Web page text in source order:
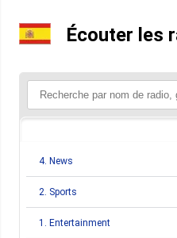
Écouter les
4. News
2. Sports
1. Entertainment